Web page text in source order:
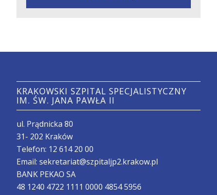
KRAKOWSKI SZPITAL SPECJALISTYCZNY
IM. ŚW. JANA PAWŁA II
ul. Prądnicka 80
31- 202 Kraków
Telefon: 12 614 20 00
Email: sekretariat@szpitaljp2.krakow.pl
BANK PEKAO SA
48 1240 4722 1111 0000 4854 5956